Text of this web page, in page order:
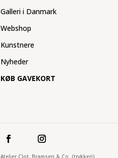
Galleri i Danmark
Webshop
Kunstnere
Nyheder
KØB GAVEKORT
Atelier Clot, Bramsen & Co. (trykkeri)